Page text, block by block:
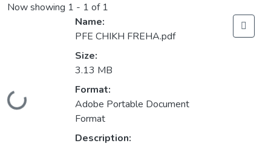
Now showing 1 - 1 of 1
Loading...
Name:
PFE CHIKH FREHA.pdf
Size:
3.13 MB
Format:
Adobe Portable Document
Format
Description: